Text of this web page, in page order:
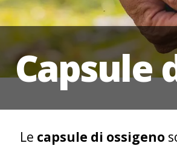
Capsule
Le capsule di ossigeno